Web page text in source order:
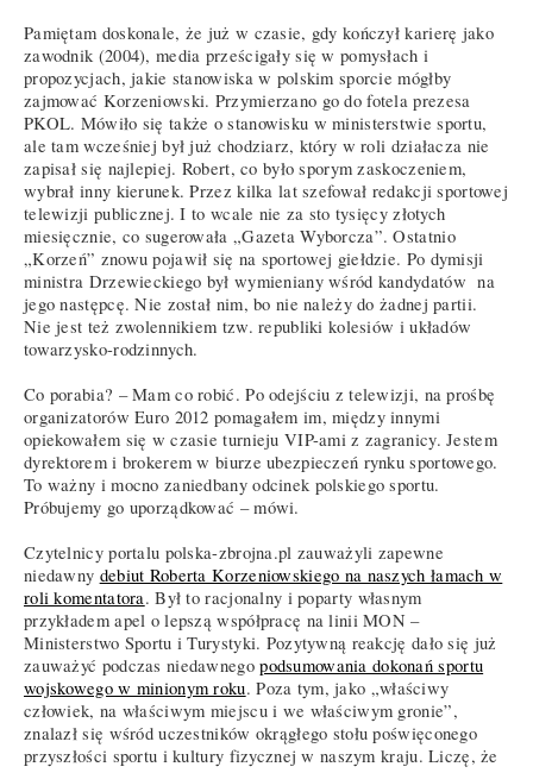
Pamiętam doskonale, że już w czasie, gdy kończył karierę jako
zawodnik (2004), media prześcigały się w pomysłach i
propozycjach, jakie stanowiska w polskim sporcie mógłby
zajmować Korzeniowski. Przymierzano go do fotela prezesa
PKOL. Mówiło się także o stanowisku w ministerstwie sportu,
ale tam wcześniej był już chodziarz, który w roli działacza nie
zapisał się najlepiej. Robert, co było sporym zaskoczeniem,
wybrał inny kierunek. Przez kilka lat szefował redakcji sportowej
telewizji publicznej. I to wcale nie za sto tysięcy złotych
miesięcznie, co sugerowała „Gazeta Wyborcza”. Ostatnio
„Korzeń” znowu pojawił się na sportowej giełdzie. Po dymisji
ministra Drzewieckiego był wymieniany wśród kandydatów na
jego następcę. Nie został nim, bo nie należy do żadnej partii.
Nie jest też zwolennikiem tzw. republiki kolesiów i układów
towarzysko-rodzinnych.
Co porabia? – Mam co robić. Po odejściu z telewizji, na prośbę
organizatorów Euro 2012 pomagałem im, między innymi
opiekowałem się w czasie turnieju VIP-ami z zagranicy. Jestem
dyrektorem i brokerem w biurze ubezpieczeń rynku sportowego.
To ważny i mocno zaniedbany odcinek polskiego sportu.
Próbujemy go uporządkować – mówi.
Czytelnicy portalu polska-zbrojna.pl zauważyli zapewne
niedawny debiut Roberta Korzeniowskiego na naszych łamach w
roli komentatora. Był to racjonalny i poparty własnym
przykładem apel o lepszą współpracę na linii MON –
Ministerstwo Sportu i Turystyki. Pozytywną reakcję dało się już
zauważyć podczas niedawnegopodsumowania dokonań sportu
wojskowego w minionym roku. Poza tym, jako „właściwy
człowiek, na właściwym miejscu i we właściwym gronie”,
znalazł się wśród uczestników okrągłego stołu poświęconego
przyszłości sportu i kultury fizycznej w naszym kraju. Liczę, że